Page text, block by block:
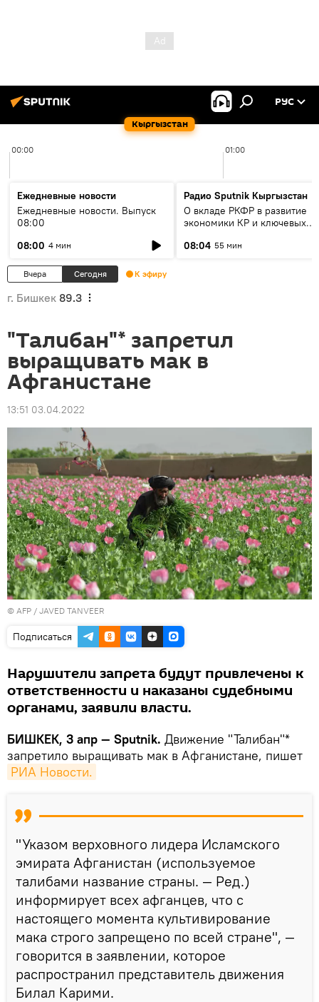
Кыргызстан
РУС
00:00 01:00
Ежедневные новости
Ежедневные новости. Выпуск
08:00
08:00 4 мин
Радио Sputnik Кыргызстан
О вкладе РКФР в развитие
экономики КР и ключевых
08:04 55 мин
Вчера Сегодня К эфиру
г. Бишкек 89.3
"Талибан"* запретил
выращивать мак в
Афганистане
13:51 03.04.2022
© AFP / JAVED TANVEER
Подписаться
Нарушители запрета будут привлечены к
ответственности и наказаны судебными
органами, заявили власти.
БИШКЕК, 3 апр — Sputnik. Движение "Талибан"*
запретило выращивать мак в Афганистане, пишет
РИА Новости.
"Указом верховного лидера Исламского
эмирата Афганистан (используемое
талибами название страны. — Ред.)
информирует всех афганцев, что с
настоящего момента культивирование
мака строго запрещено по всей стране", —
говорится в заявлении, которое
распространил представитель движения
Билал Карими.